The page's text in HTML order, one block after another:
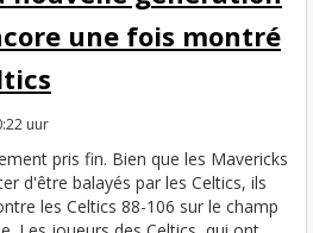
une fois montré
uur
pris fin. Bien que les Mavericks
d'être balayés par les Celtics, ils
les Celtics 88-106 sur le champ